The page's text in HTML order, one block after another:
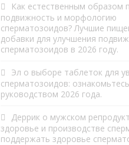
Как естественным образом
подвижность и морфологию
сперматозоидов? Лучшие
добавки для улучшения
сперматозоидов в 2026 году.
Эл о выборе таблеток для
сперматозоидов:
руководством 2026 года.
Деррик о мужском
здоровье и производстве
поддержать здоровье